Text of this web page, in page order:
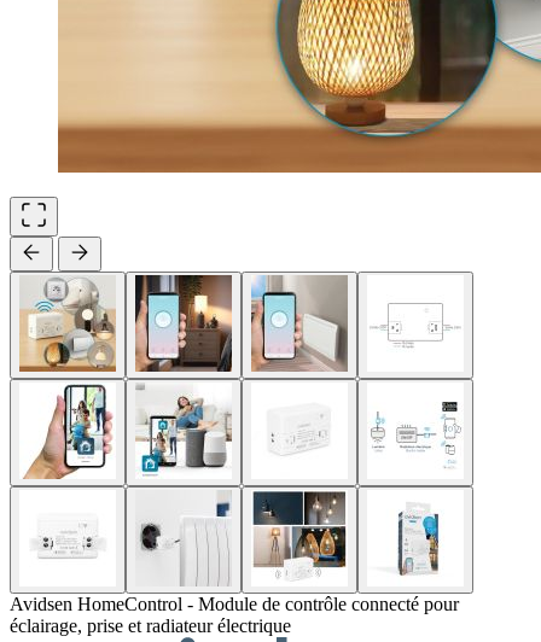
Avidsen HomeControl - Module de contrôle connecté pour
éclairage, prise et radiateur électrique